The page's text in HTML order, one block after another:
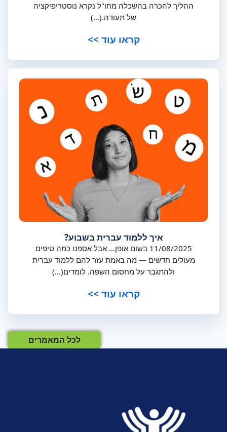
ההליך להכרה בהשכלה מחו"ל נקרא נוסטריפיקציה
של תעודה.(...)
קראו עוד >>
איך ללמוד עברית בשבוע?
11/08/2025 בשום אופן... אבל אספנו כמה טיפים
מעולים חדשים — מה באמת עזר להם ללמוד עברית
ולהתגבר על מחסום השפה. לומדים(...)
קראו עוד >>
לכל המאמרים